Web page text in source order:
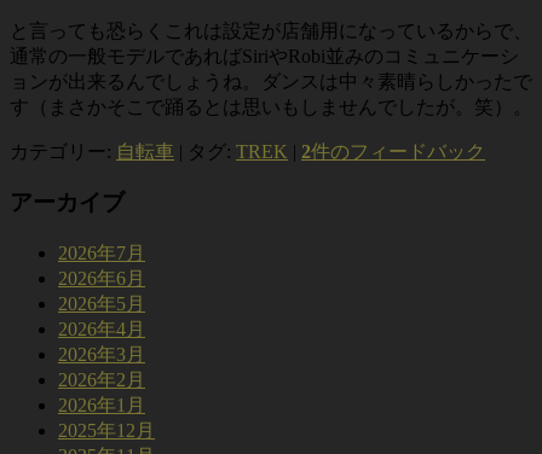
と言っても恐らくこれは設定が店舗用になっているからで、
通常の一般モデルであればSiriやRobi並みのコミュニケーシ
ョンが出来るんでしょうね。ダンスは中々素晴らしかったで
す（まさかそこで踊るとは思いもしませんでしたが。笑）。
カテゴリー: 自転車 | タグ: TREK | 2件のフィードバック
アーカイブ
2026年7月
2026年6月
2026年5月
2026年4月
2026年3月
2026年2月
2026年1月
2025年12月